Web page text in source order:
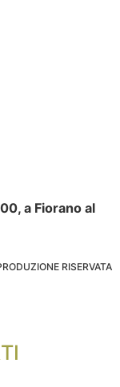
a Fiorano al
RISERVATA